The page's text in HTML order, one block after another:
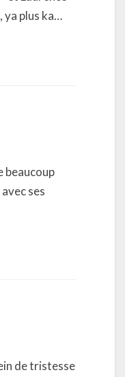
ya plus ka…
beaucoup
ses
de tristesse